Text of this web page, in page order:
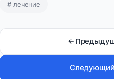
# лечение
Следующий